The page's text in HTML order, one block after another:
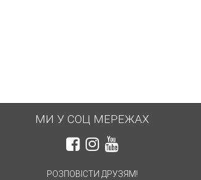
МИ У СОЦ МЕРЕЖАХ
РОЗПОВІСТИ ДРУЗЯМ!